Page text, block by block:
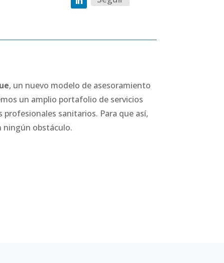
, un nuevo modelo de asesoramiento
un amplio portafolio de servicios
profesionales sanitarios. Para que así,
ningún obstáculo.